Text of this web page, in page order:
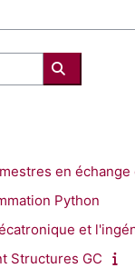
en
Python
et
Structures GC